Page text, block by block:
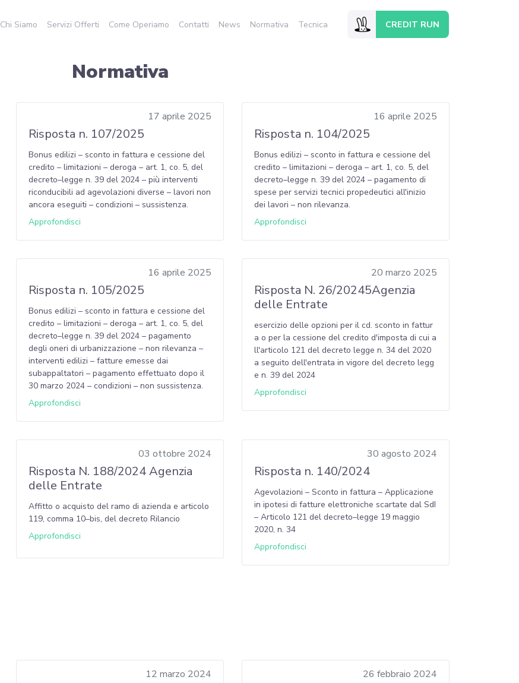
Chi Siamo Servizi Offerti Come Operiamo Contatti News Normativa Tecnica CREDIT RUN
Normativa
17 aprile 2025
Risposta n. 107/2025
Bonus edilizi – sconto in fattura e cessione del
credito – limitazioni – deroga – art. 1, co. 5, del
decreto–legge n. 39 del 2024 – più interventi
riconducibili ad agevolazioni diverse – lavori non
ancora eseguiti – condizioni – sussistenza.
Approfondisci
16 aprile 2025
Risposta n. 104/2025
Bonus edilizi – sconto in fattura e cessione del
credito – limitazioni – deroga – art. 1, co. 5, del
decreto–legge n. 39 del 2024 – pagamento di
spese per servizi tecnici propedeutici all'inizio
dei lavori – non rilevanza.
Approfondisci
16 aprile 2025
Risposta n. 105/2025
Bonus edilizi – sconto in fattura e cessione del
credito – limitazioni – deroga – art. 1, co. 5, del
decreto–legge n. 39 del 2024 – pagamento
degli oneri di urbanizzazione – non rilevanza –
interventi edilizi – fatture emesse dai
subappaltatori – pagamento effettuato dopo il
30 marzo 2024 – condizioni – non sussistenza.
Approfondisci
20 marzo 2025
Risposta N. 26/20245Agenzia
delle Entrate
esercizio delle opzioni per il cd. sconto in fattur
a o per la cessione del credito d'imposta di cui a
ll'articolo 121 del decreto legge n. 34 del 2020
a seguito dell'entrata in vigore del decreto legg
e n. 39 del 2024
Approfondisci
03 ottobre 2024
Risposta N. 188/2024 Agenzia
delle Entrate
Affitto o acquisto del ramo di azienda e articolo
119, comma 10–bis, del decreto Rilancio
Approfondisci
30 agosto 2024
Risposta n. 140/2024
Agevolazioni – Sconto in fattura – Applicazione
in ipotesi di fatture elettroniche scartate dal SdI
– Articolo 121 del decreto–legge 19 maggio
2020, n. 34
Approfondisci
12 marzo 2024 26 febbraio 2024